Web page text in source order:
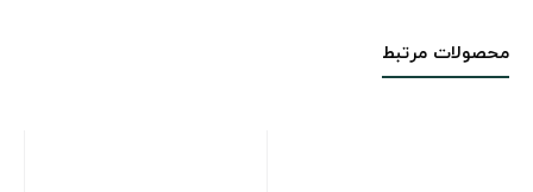
سایز
محصولات مرتبط